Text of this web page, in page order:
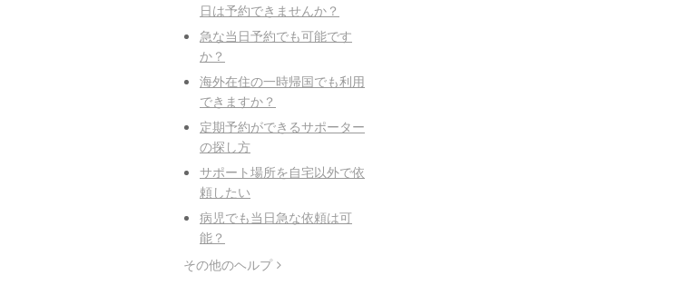
日は予約できませんか？
急な当日予約でも可能です
か？
海外在住の一時帰国でも利用
できますか？
定期予約ができるサポーター
の探し方
サポート場所を自宅以外で依
頼したい
病児でも当日急な依頼は可
能？
その他のヘルプ